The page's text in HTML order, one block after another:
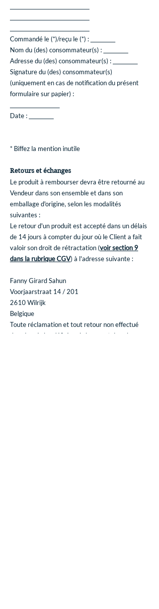
Commandé le (*)/reçu le (*) : __________
Nom du (des) consommateur(s) : __________
Adresse du (des) consommateur(s) : __________
Signature du (des) consommateur(s)
(uniquement en cas de notification du présent
formulaire sur papier) :
Date : __________
* Biffez la mention inutile
Retours et échanges
Le produit à rembourser devra être retourné au
Vendeur dans son ensemble et dans son
emballage d'origine, selon les modalités
suivantes :
Le retour d'un produit est accepté dans un délais
de 14 jours à compter du jour où le Client a fait
valoir son droit de rétractation (voir section 9
dans la rubrique CGV) à l'adresse suivante :
Fanny Girard Sahun
Voorjaarstraat 14 / 201
2610 Wilrijk
Belgique
Toute réclamation et tout retour non effectué
dans les règles définies ci-dessus et dans les